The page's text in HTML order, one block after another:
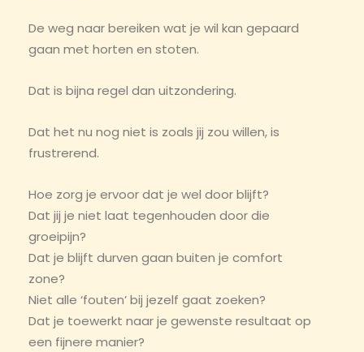
De weg naar bereiken wat je wil kan gepaard
gaan met horten en stoten.
Dat is bijna regel dan uitzondering.
Dat het nu nog niet is zoals jij zou willen, is
frustrerend.
Hoe zorg je ervoor dat je wel door blijft?
Dat jij je niet laat tegenhouden door die
groeipijn?
Dat je blijft durven gaan buiten je comfort
zone?
Niet alle ‘fouten’ bij jezelf gaat zoeken?
Dat je toewerkt naar je gewenste resultaat op
een fijnere manier?